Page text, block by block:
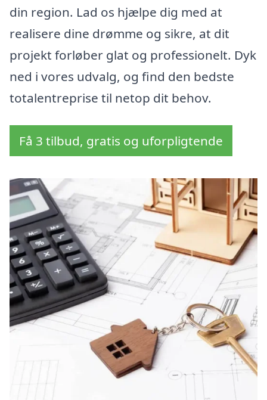
din region. Lad os hjælpe dig med at
realisere dine drømme og sikre, at dit
projekt forløber glat og professionelt. Dyk
ned i vores udvalg, og find den bedste
totalentreprise til netop dit behov.
Få 3 tilbud, gratis og uforpligtende